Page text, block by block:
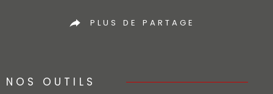
PLUS DE PARTAGE
NOS OUTILS